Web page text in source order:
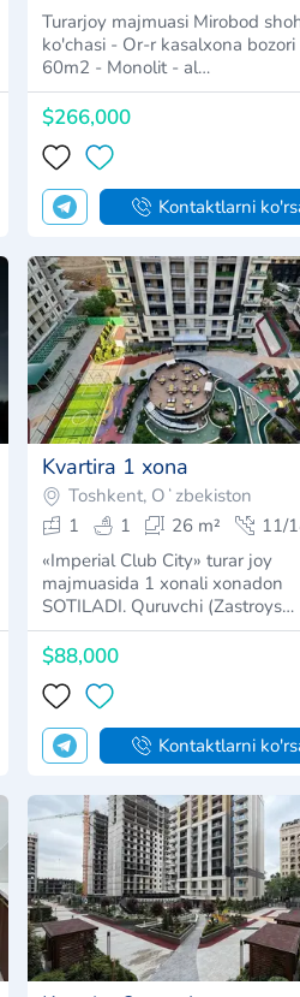
Kvartira 1 xona
Toshkent, Oʻzbekiston
1
1 26 m²
11/
​«Imperial Club City» turar joy
majmuasida 1 xonali xonadon
$88,000
Kontaktlarni
Kvartira 3 xonalar
Toshkent, Oʻzbekiston
3
1 80 m²
2/14
​«Imperial Club City» turar joy
majmuasida 3 xonali xonadon
$240,000
Kontaktlarni